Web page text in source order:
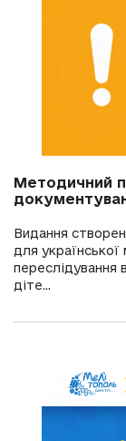
Методичний
Видання
для української
переслідування
діте...